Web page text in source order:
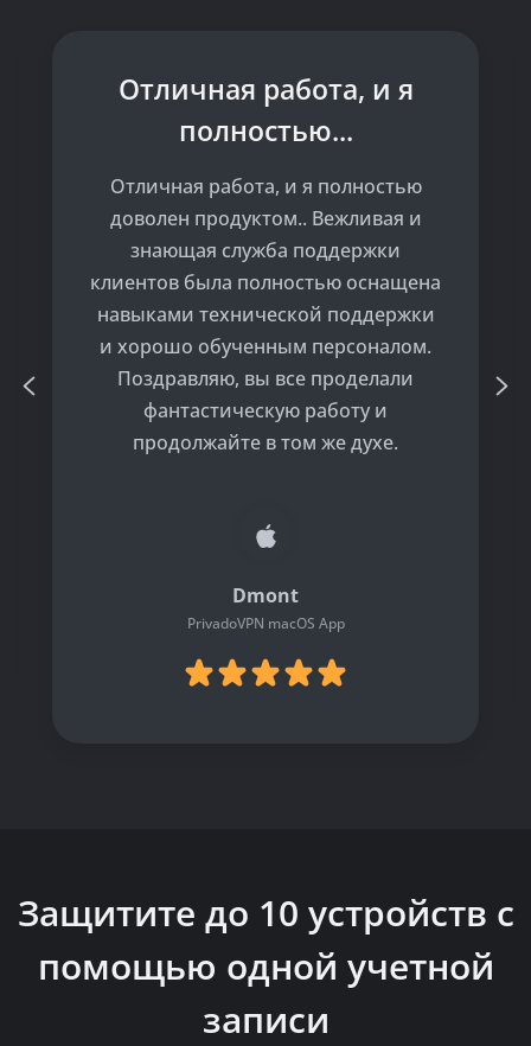
Отличная работа, и я
полностью...
Отличная работа, и я полностью
доволен продуктом.. Вежливая и
знающая служба поддержки
клиентов была полностью оснащена
навыками технической поддержки
и хорошо обученным персоналом.
Поздравляю, вы все проделали
фантастическую работу и
продолжайте в том же духе.
Dmont
PrivadoVPN macOS App
Защитите до 10 устройств с
помощью одной учетной
записи